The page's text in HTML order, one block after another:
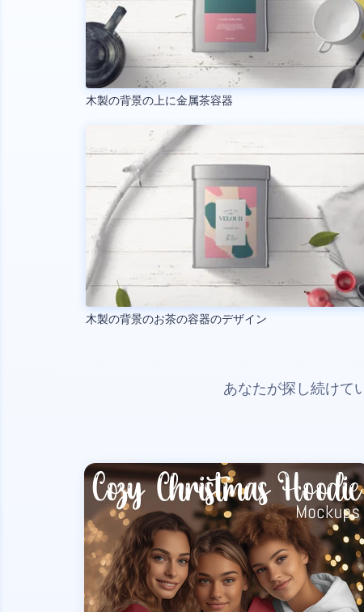
木製の背景の上に金属茶容器
木製の背景のお茶の容器のデザイン
あなたが探し続けて